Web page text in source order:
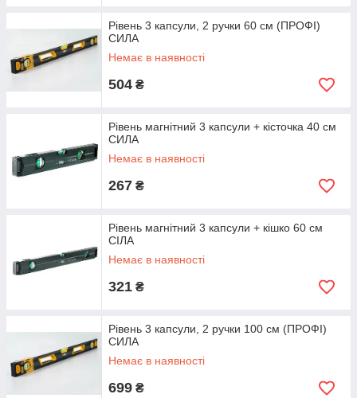
Рівень 3 капсули, 2 ручки 60 см (ПРОФІ)
СИЛА
Немає в наявності
504 ₴
Рівень магнітний 3 капсули + кісточка 40 см
СИЛА
Немає в наявності
267 ₴
Рівень магнітний 3 капсули + кішко 60 см
СІЛА
Немає в наявності
321 ₴
Рівень 3 капсули, 2 ручки 100 см (ПРОФІ)
СИЛА
Немає в наявності
699 ₴